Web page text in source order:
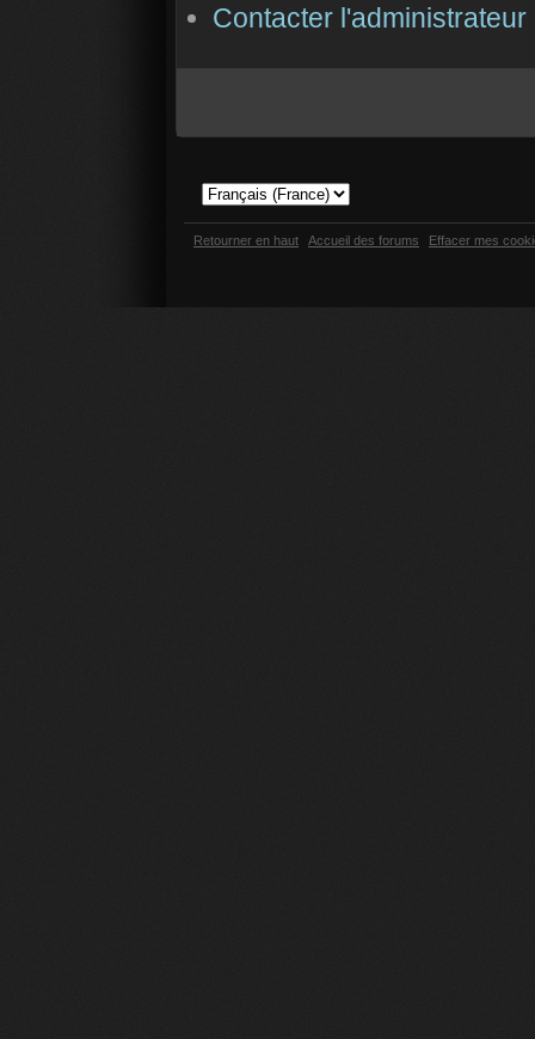
Contacter
Retourner en haut Accueil des forums Effacer mes